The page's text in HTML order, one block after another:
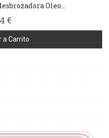
Oleo...
€
a Carrito